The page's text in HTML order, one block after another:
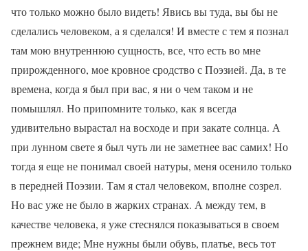
что только можно было видеть! Явись вы туда, вы бы не
сделались человеком, а я сделался! И вместе с тем я познал
там мою внутреннюю сущность, все, что есть во мне
прирожденного, мое кровное сродство с Поэзией. Да, в те
времена, когда я был при вас, я ни о чем таком и не
помышлял. Но припомните только, как я всегда
удивительно вырастал на восходе и при закате солнца. А
при лунном свете я был чуть ли не заметнее вас самих! Но
тогда я еще не понимал своей натуры, меня осенило только
в передней Поэзии. Там я стал человеком, вполне созрел.
Но вас уже не было в жарких странах. А между тем, в
качестве человека, я уже стеснялся показываться в своем
прежнем виде; Мне нужны были обувь, платье, весь тот